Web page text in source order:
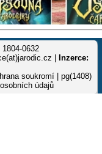
0632
|
Inzerce:
soukromí | pg(1408)
údajů